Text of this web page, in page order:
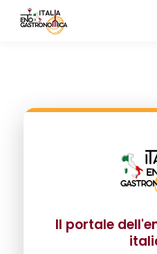
Il portale